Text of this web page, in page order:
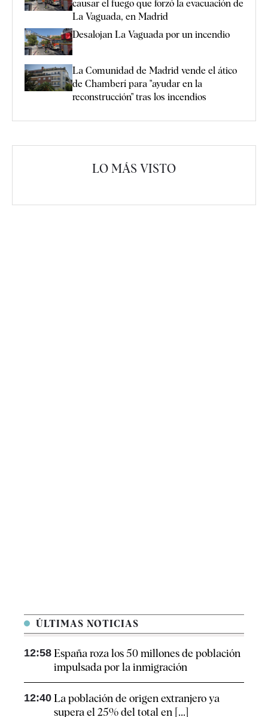
causar el fuego que forzó la evacuación de
La Vaguada, en Madrid
Desalojan La Vaguada por un incendio
La Comunidad de Madrid vende el ático
de Chamberí para "ayudar en la
reconstrucción" tras los incendios
LO MÁS VISTO
ÚLTIMAS NOTICIAS
12:58 España roza los 50 millones de población
impulsada por la inmigración
12:40 La población de origen extranjero ya
supera el 25% del total en [...]